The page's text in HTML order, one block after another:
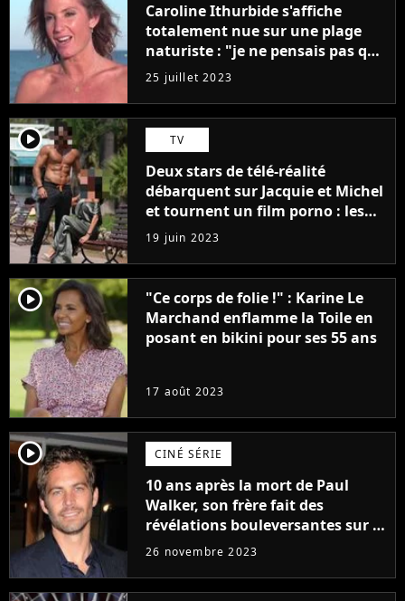
Caroline Ithurbide s'affiche
totalement nue sur une plage
naturiste : "je ne pensais pas que
j'arriverais à le faire..."
25 juillet 2023
player2 TV
Deux stars de télé-réalité
débarquent sur Jacquie et Michel
et tournent un film porno : les
premières images du tournage
(exclu)
19 juin 2023
player2
"Ce corps de folie !" : Karine Le
Marchand enflamme la Toile en
posant en bikini pour ses 55 ans
17 août 2023
player2 CINÉ SÉRIE
10 ans après la mort de Paul
Walker, son frère fait des
révélations bouleversantes sur la
réaction des acteurs de Fast and
26 novembre 2023